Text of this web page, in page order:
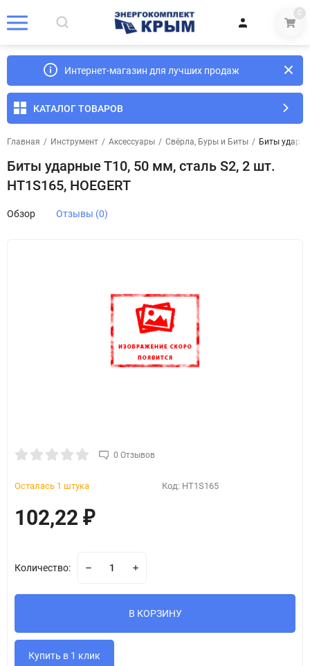
0
Интернет-магазин для лучших продаж
КАТАЛОГ ТОВАРОВ
Главная / Инструмент / Аксессуары / Свёрла, Буры и Биты / Биты
Биты ударные Т10, 50 мм, сталь S2, 2 шт.
HT1S165, HOEGERT
Обзор Отзывы (0)
0 Отзывов
Код: HT1S165
Осталась 1 штука
102,22 ₽
Количество:
В КОРЗИНУ